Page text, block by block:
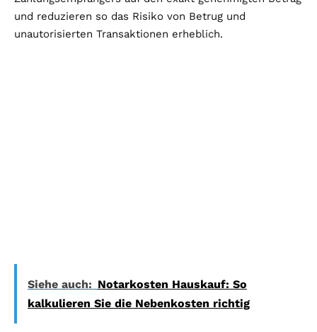
und reduzieren so das Risiko von Betrug und
unautorisierten Transaktionen erheblich.
Siehe auch: Notarkosten Hauskauf: So
kalkulieren Sie die Nebenkosten richtig